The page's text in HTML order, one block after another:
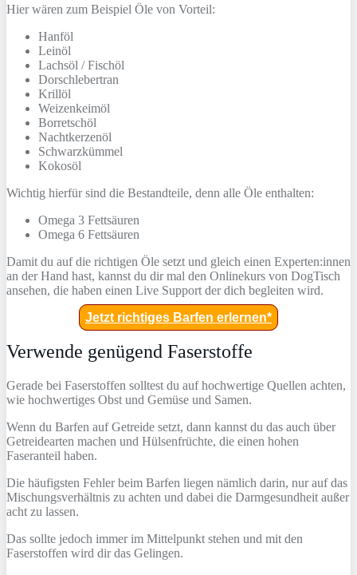
Hier wären zum Beispiel Öle von Vorteil:
Hanföl
Leinöl
Lachsöl / Fischöl
Dorschlebertran
Krillöl
Weizenkeimöl
Borretschöl
Nachtkerzenöl
Schwarzkümmel
Kokosöl
Wichtig hierfür sind die Bestandteile, denn alle Öle enthalten:
Omega 3 Fettsäuren
Omega 6 Fettsäuren
Damit du auf die richtigen Öle setzt und gleich einen Experten:innen
an der Hand hast, kannst du dir mal den Onlinekurs von DogTisch
ansehen, die haben einen Live Support der dich begleiten wird.
Jetzt richtiges Barfen erlernen*
Verwende genügend Faserstoffe
Gerade bei Faserstoffen solltest du auf hochwertige Quellen achten,
wie hochwertiges Obst und Gemüse und Samen.
Wenn du Barfen auf Getreide setzt, dann kannst du das auch über
Getreidearten machen und Hülsenfrüchte, die einen hohen
Faseranteil haben.
Die häufigsten Fehler beim Barfen liegen nämlich darin, nur auf das
Mischungsverhältnis zu achten und dabei die Darmgesundheit außer
acht zu lassen.
Das sollte jedoch immer im Mittelpunkt stehen und mit den
Faserstoffen wird dir das Gelingen.